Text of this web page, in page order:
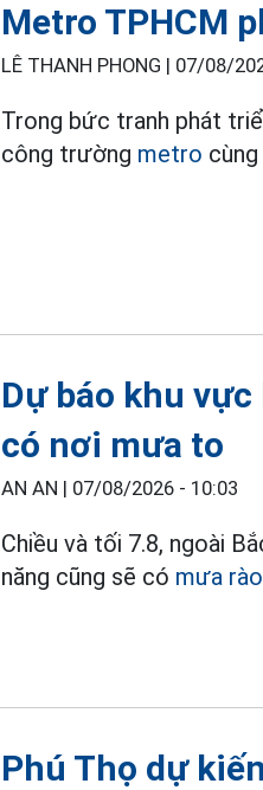
Metro TPHCM
LÊ THANH PHONG | 07/08/
Trong bức tranh phát
công trường metro
Dự báo khu
có nơi mưa to
AN AN | 07/08/2026 - 10:03
Chiều và tối 7.8, ngoài
năng cũng sẽ có mưa rào
Phú Thọ dự